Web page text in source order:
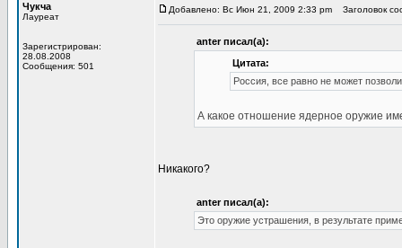
Чукча
Лауреат
Зарегистрирован:
28.08.2008
Сообщения: 501
Добавлено: Вс Июн 21, 2009 2:33 pm Заголовок
anter писал(а):
Цитата:
Россия, все равно не может
А какое отношение ядерное оружие
Никакого?
anter писал(а):
Это оружие устрашения, в результате